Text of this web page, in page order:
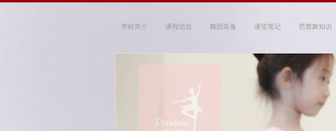
学校简介 课程信息 舞蹈装备 课堂笔记 芭蕾舞知识
Rainbow Ballet Studio
~ 带你走进优雅